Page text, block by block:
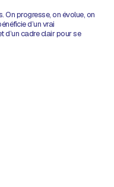
On progresse, on évolue, on
d’un vrai
d’un cadre clair pour se